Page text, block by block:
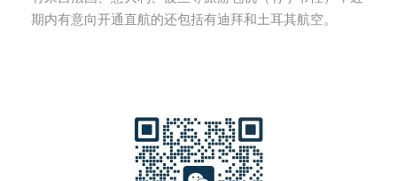
期内有意向开通直航的还包括有迪拜和土耳其航空。